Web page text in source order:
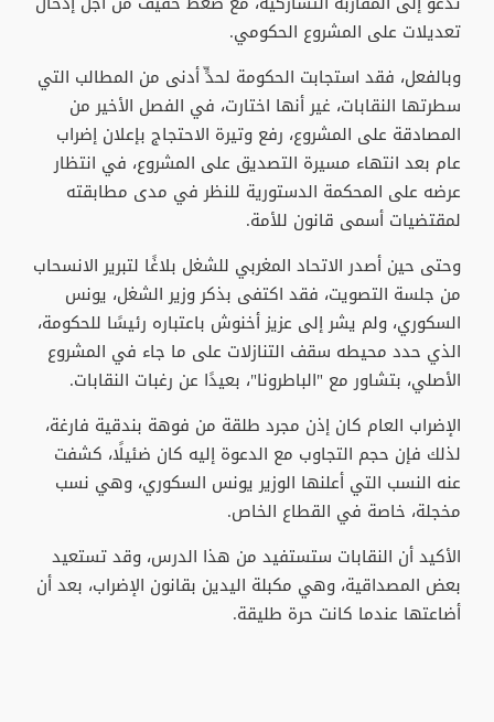
تعديلات على المشروع الحكومي.
وبالفعل، فقد استجابت الحكومة لحدٍّ أدنى من المطالب التي
سطرتها النقابات، غير أنها اختارت، في الفصل الأخير من
المصادقة على المشروع، رفع وتيرة الاحتجاج بإعلان إضراب
عام بعد انتهاء مسيرة التصديق على المشروع، في انتظار
عرضه على المحكمة الدستورية للنظر في مدى مطابقته
لمقتضيات أسمى قانون للأمة.
وحتى حين أصدر الاتحاد المغربي للشغل بلاغًا لتبرير الانسحاب
من جلسة التصويت، فقد اكتفى بذكر وزير الشغل، يونس
السكوري، ولم يشر إلى عزيز أخنوش باعتباره رئيسًا للحكومة،
الذي حدد محيطه سقف التنازلات على ما جاء في المشروع
الأصلي، بتشاور مع "الباطرونا"، بعيدًا عن رغبات النقابات.
الإضراب العام كان إذن مجرد طلقة من فوهة بندقية فارغة،
لذلك فإن حجم التجاوب مع الدعوة إليه كان ضئيلًا، كشفت
عنه النسب التي أعلنها الوزير يونس السكوري، وهي نسب
مخجلة، خاصة في القطاع الخاص.
الأكيد أن النقابات ستستفيد من هذا الدرس، وقد تستعيد
بعض المصداقية، وهي مكبلة اليدين بقانون الإضراب، بعد أن
أضاعتها عندما كانت حرة طليقة.